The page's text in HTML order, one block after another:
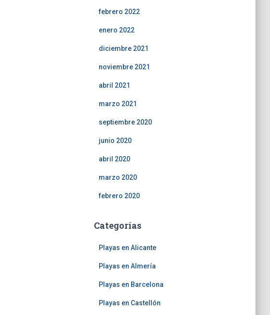
febrero 2022
enero 2022
diciembre 2021
noviembre 2021
abril 2021
marzo 2021
septiembre 2020
junio 2020
abril 2020
marzo 2020
febrero 2020
Categorías
Playas en Alicante
Playas en Almería
Playas en Barcelona
Playas en Castellón